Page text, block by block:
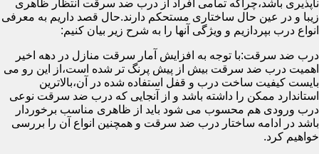
ناپذیری باشد،چراکه تمامی افراد از درب ضد سرقت انتظار ظاهری
زیبا و در عین حال ساختاری مستحکم دارند.حال قصد داریم به معرفی
انواع درب بپردازیم و ویژگی آنها را به شرح زیر بیان کنیم:
درب ضد سرقت:با توجه به افزایش آمار سرقت منازل در دهه اخیر
اهمیت درب ضد سرقت بیش از پیش پرنگ تر شده است،از این رو می
بایست کیفیت ساخت درب و قفل استفاده شده در آن،بالاترین
استاندارد ممکن را داشته باشد و از آنجایی که درب ضد سرقت نوعی
درب ورودی هم محسوب می شود باید از ظاهری مناسب برخوردار
باشد در ادامه ساختار درب ضد سرقت و همچنین انواع آن را بررسی
خواهیم کرد.